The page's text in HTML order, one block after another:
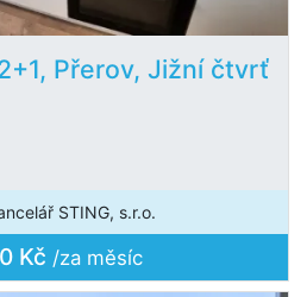
Přerov, Jižní čtvrť
STING, s.r.o.
Kč /za měsíc